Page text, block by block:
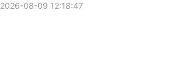
2026-08-09 12:18:47